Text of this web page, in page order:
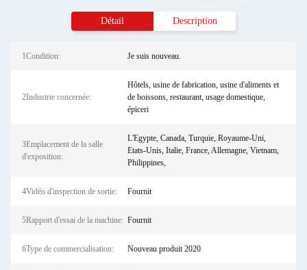
Détail Description
1Condition: Je suis nouveau.
2Industrie concernée:
Hôtels, usine de fabrication, usine d'aliments et
de boissons, restaurant, usage domestique,
épiceri
3Emplacement de la salle
d'exposition:
L'Egypte, Canada, Turquie, Royaume-Uni,
Etats-Unis, Italie, France, Allemagne, Vietnam,
Philippines,
4Vidéo d'inspection de sortie: Fournit
5Rapport d'essai de la machine: Fournit
6Type de commercialisation: Nouveau produit 2020